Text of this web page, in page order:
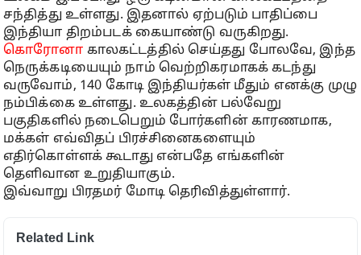
சந்தித்து உள்ளது. இதனால் ஏற்படும் பாதிப்பை
இந்தியா திறம்படக் கையாண்டு வருகிறது.
கொரோனா காலகட்டத்தில் செய்தது போலவே, இந்த
நெருக்கடியையும் நாம் வெற்றிகரமாகக் கடந்து
வருவோம், 140 கோடி இந்தியர்கள் மீதும் எனக்கு முழு
நம்பிக்கை உள்ளது. உலகத்தின் பல்வேறு
பகுதிகளில் நடைபெறும் போர்களின் காரணமாக,
மக்கள் எவ்விதப் பிரச்சினைகளையும்
எதிர்கொள்ளக் கூடாது என்பதே எங்களின்
தெளிவான உறுதியாகும்.
இவ்வாறு பிரதமர் மோடி தெரிவித்துள்ளார்.
Related Link